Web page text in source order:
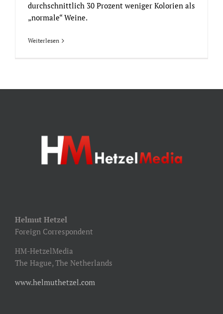
durchschnittlich 30 Prozent weniger Kolorien als
„normale“ Weine.
Weiterlesen
Helmut Hetzel
Foreign Correspondent
HM-HetzelMedia
The Hague, The Netherlands
www.helmuthetzel.com